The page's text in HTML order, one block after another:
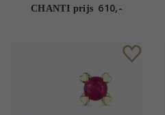
CHANTI prijs 610,-